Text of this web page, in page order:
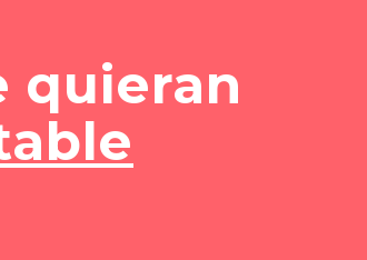
quieran